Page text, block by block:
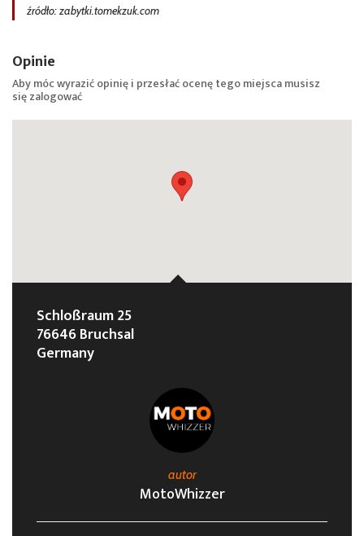
źródło: zabytki.tomekzuk.com
Opinie
Aby móc wyrazić opinię i przesłać ocenę tego miejsca musisz
sięzalogować
Schloßraum 25
76646 Bruchsal
Germany
autor
MotoWhizzer